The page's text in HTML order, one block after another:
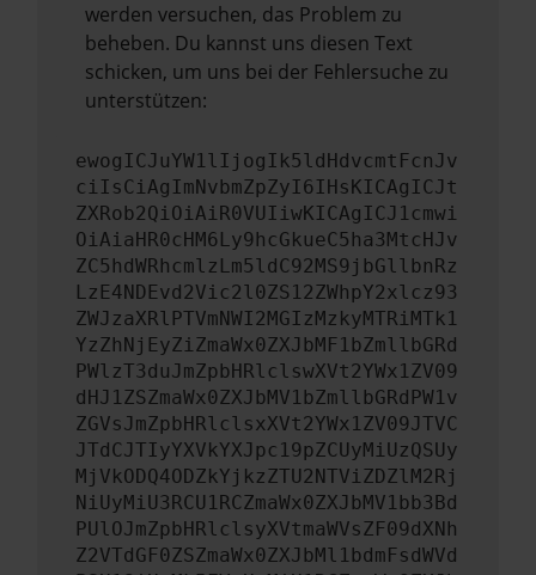
werden versuchen, das Problem zu
beheben. Du kannst uns diesen Text
schicken, um uns bei der Fehlersuche zu
unterstützen:
ewogICJuYW1lIjogIk5ldHdvcmtFcnJv
ciIsCiAgImNvbmZpZyI6IHsKICAgICJt
ZXRob2QiOiAiR0VUIiwKICAgICJ1cmwi
OiAiaHR0cHM6Ly9hcGkueC5ha3MtcHJv
ZC5hdWRhcmlzLm5ldC92MS9jbGllbnRz
LzE4NDEvd2Vic2l0ZS12ZWhpY2xlcz93
ZWJzaXRlPTVmNWI2MGIzMzkyMTRiMTk1
YzZhNjEyZiZmaWx0ZXJbMF1bZmllbGRd
PWlzT3duJmZpbHRlclswXVt2YWx1ZV09
dHJ1ZSZmaWx0ZXJbMV1bZmllbGRdPW1v
ZGVsJmZpbHRlclsxXVt2YWx1ZV09JTVC
JTdCJTIyYXVkYXJpc19pZCUyMiUzQSUy
MjVkODQ4ODZkYjkzZTU2NTViZDZlM2Rj
NiUyMiU3RCU1RCZmaWx0ZXJbMV1bb3Bd
PUlOJmZpbHRlclsyXVtmaWVsZF09dXNh
Z2VTdGF0ZSZmaWx0ZXJbMl1bdmFsdWVd